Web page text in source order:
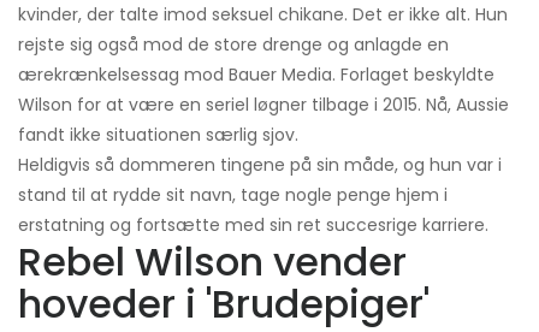
kvinder, der talte imod seksuel chikane. Det er ikke alt. Hun
rejste sig også mod de store drenge og anlagde en
ærekrænkelsessag mod Bauer Media. Forlaget beskyldte
Wilson for at være en seriel løgner tilbage i 2015. Nå, Aussie
fandt ikke situationen særlig sjov.
Heldigvis så dommeren tingene på sin måde, og hun var i
stand til at rydde sit navn, tage nogle penge hjem i
erstatning og fortsætte med sin ret succesrige karriere.
Rebel Wilson vender
hoveder i 'Brudepiger'